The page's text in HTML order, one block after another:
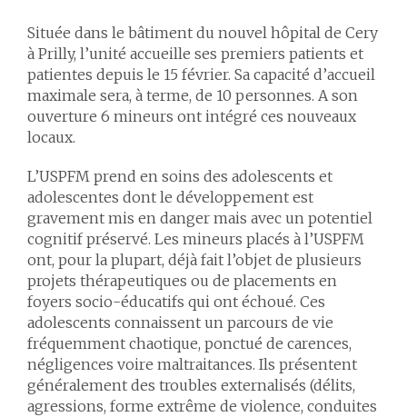
Située dans le bâtiment du nouvel hôpital de Cery
à Prilly, l’unité accueille ses premiers patients et
patientes depuis le 15 février. Sa capacité d’accueil
maximale sera, à terme, de 10 personnes. A son
ouverture 6 mineurs ont intégré ces nouveaux
locaux.
L’USPFM prend en soins des adolescents et
adolescentes dont le développement est
gravement mis en danger mais avec un potentiel
cognitif préservé. Les mineurs placés à l’USPFM
ont, pour la plupart, déjà fait l’objet de plusieurs
projets thérapeutiques ou de placements en
foyers socio-éducatifs qui ont échoué. Ces
adolescents connaissent un parcours de vie
fréquemment chaotique, ponctué de carences,
négligences voire maltraitances. Ils présentent
généralement des troubles externalisés (délits,
agressions, forme extrême de violence, conduites